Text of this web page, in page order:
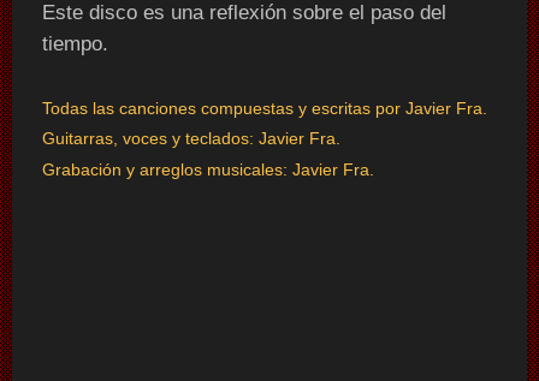
Este disco es una reflexión sobre el paso del
tiempo.
Todas las canciones compuestas y escritas por Javier Fra.
Guitarras, voces y teclados: Javier Fra.
Grabación y arreglos musicales: Javier Fra.